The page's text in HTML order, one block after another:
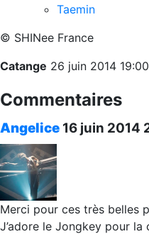
Taemin
© SHINee France
Catange 26 juin 2014 19:00
Commentaires
Angelice 16 juin 2014
Merci pour ces très belles
J’adore le Jongkey pour